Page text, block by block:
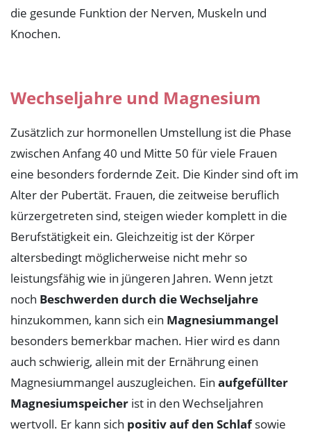
die gesunde Funktion der Nerven, Muskeln und
Knochen.
Wechseljahre und Magnesium
Zusätzlich zur hormonellen Umstellung ist die Phase
zwischen Anfang 40 und Mitte 50 für viele Frauen
eine besonders fordernde Zeit. Die Kinder sind oft im
Alter der Pubertät. Frauen, die zeitweise beruflich
kürzergetreten sind, steigen wieder komplett in die
Berufstätigkeit ein. Gleichzeitig ist der Körper
altersbedingt möglicherweise nicht mehr so
leistungsfähig wie in jüngeren Jahren. Wenn jetzt
noch Beschwerden durch die Wechseljahre
hinzukommen, kann sich ein Magnesiummangel
besonders bemerkbar machen. Hier wird es dann
auch schwierig, allein mit der Ernährung einen
Magnesiummangel auszugleichen. Ein aufgefüllter
Magnesiumspeicher ist in den Wechseljahren
wertvoll. Er kann sich positiv auf den Schlafsowie